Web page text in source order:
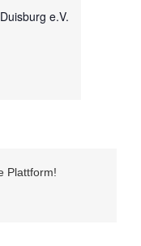
e.V.
Plattform!